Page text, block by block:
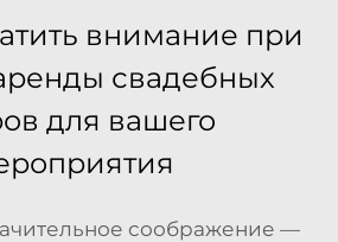
внимание при
свадебных
для вашего
соображение —